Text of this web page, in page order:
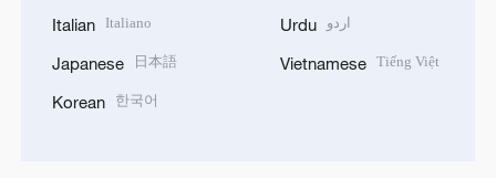
Italian Italiano
Japanese 日本語
Korean 한국어
Urdu اردو
Vietnamese Tiếng Việt